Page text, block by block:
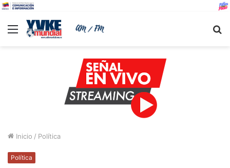
Menu
Inicio / Política
Política